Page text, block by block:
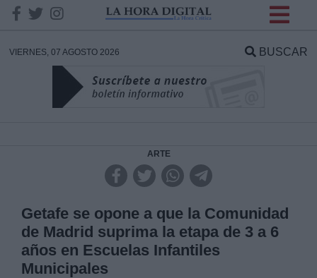
VIERNES, 07 AGOSTO 2026 BUSCAR
ARTE
Getafe se opone a que la Comunidad
de Madrid suprima la etapa de 3 a 6
años en Escuelas Infantiles
Municipales
DATOS
Responsable:
Legitimación: